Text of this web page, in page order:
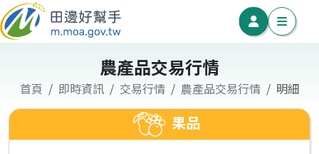
農產品交易行情
首頁 即時資訊 交易行情 農產品交易行情 明細
果品